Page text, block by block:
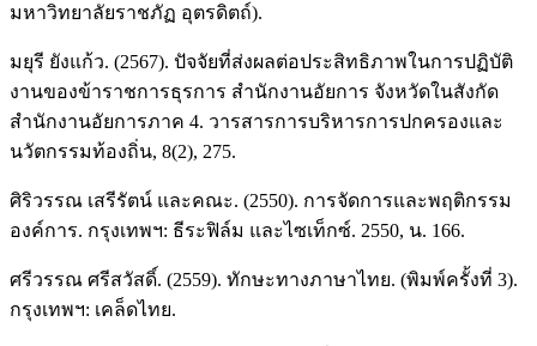
มหาวิทยาลัยราชภัฏ อุตรดิตถ์).
มยุรี ยังแก้ว. (2567). ปัจจัยที่ส่งผลต่อประสิทธิภาพในการปฏิบัติ
งานของข้าราชการธุรการ สำนักงานอัยการ จังหวัดในสังกัด
สำนักงานอัยการภาค 4. วารสารการบริหารการปกครองและ
นวัตกรรมท้องถิ่น, 8(2), 275.
ศิริวรรณ เสรีรัตน์ และคณะ. (2550). การจัดการและพฤติกรรม
องค์การ. กรุงเทพฯ: ธีระฟิล์ม และไซเท็กซ์. 2550, น. 166.
ศรีวรรณ ศรีสวัสดิ์. (2559). ทักษะทางภาษาไทย. (พิมพ์ครั้งที่ 3).
กรุงเทพฯ: เคล็ดไทย.